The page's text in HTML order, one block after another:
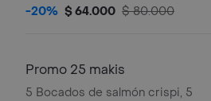
platin roll, 5 palmitos y bebida de la
-20% $ 64.000 $ 80.000
Promo 25 makis
5 Bocados de salmón crispi, 5